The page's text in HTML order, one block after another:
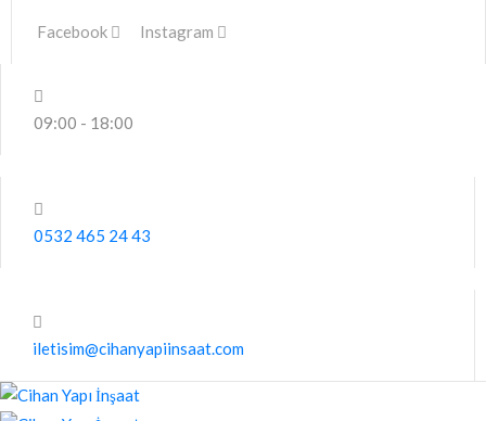
Facebook Instagram
09:00 - 18:00
0532 465 24 43
iletisim@cihanyapiinsaat.com